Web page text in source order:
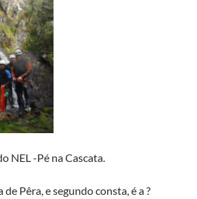
NEL -Pé na Cascata.
Pêra, e segundo consta, é a ?